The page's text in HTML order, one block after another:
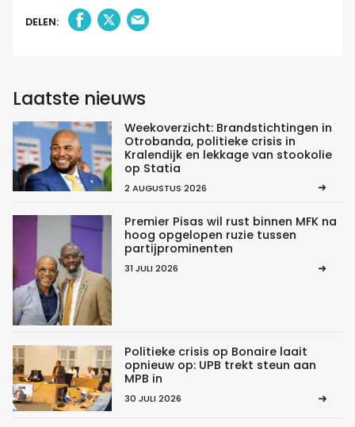
DELEN:
Laatste nieuws
Weekoverzicht: Brandstichtingen in
Otrobanda, politieke crisis in
Kralendijk en lekkage van stookolie
op Statia
2 AUGUSTUS 2026
Premier Pisas wil rust binnen MFK na
hoog opgelopen ruzie tussen
partijprominenten
31 JULI 2026
Politieke crisis op Bonaire laait
opnieuw op: UPB trekt steun aan
MPB in
30 JULI 2026